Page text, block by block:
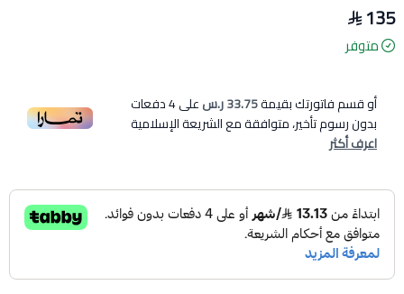
135
متوفر
أو قسم فاتورتك بقيمة33.75 ر.س على4دفعات
بدون رسوم تأخير، متوافقة مع الشريعة الإسلامية
اعرف أكثر